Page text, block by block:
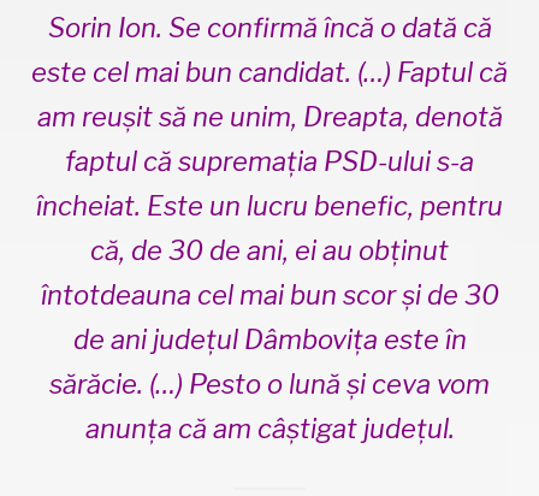
Sorin Ion. Se confirmă încă o dată că
este cel mai bun candidat. (…) Faptul că
am reușit să ne unim, Dreapta, denotă
faptul că supremația PSD-ului s-a
încheiat. Este un lucru benefic, pentru
că, de 30 de ani, ei au obținut
întotdeauna cel mai bun scor și de 30
de ani județul Dâmbovița este în
sărăcie. (…) Pesto o lună și ceva vom
anunța că am câștigat județul.